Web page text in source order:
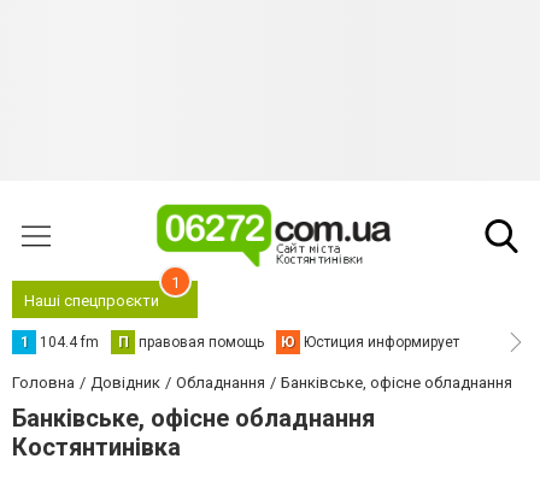
Наші спецпроєкти
1
1 104.4 fm П правовая помощь Ю Юстиция информирует
Головна Довідник Обладнання Банківське, офісне обладнання
Банківське, офісне обладнання
Костянтинівка